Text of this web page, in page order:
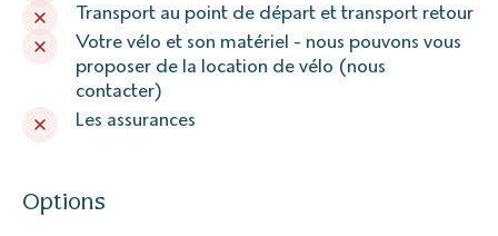
Transport au point de départ et transport retour
Votre vélo et son matériel - nous pouvons vous
proposer de la location de vélo (nous
contacter)
Les assurances
Options